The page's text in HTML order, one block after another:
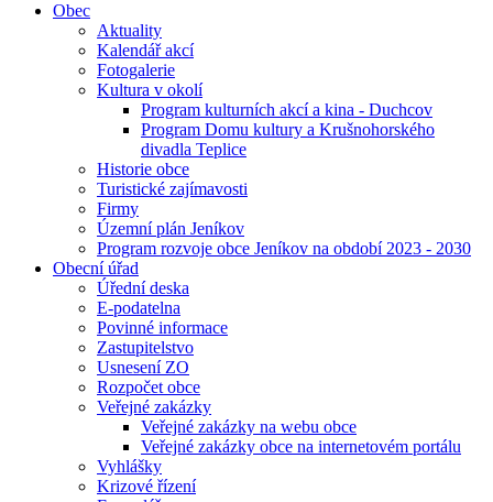
Obec
Aktuality
Kalendář akcí
Fotogalerie
Kultura v okolí
Program kulturních akcí a kina - Duchcov
Program Domu kultury a Krušnohorského
divadla Teplice
Historie obce
Turistické zajímavosti
Firmy
Územní plán Jeníkov
Program rozvoje obce Jeníkov na období 2023 - 2030
Obecní úřad
Úřední deska
E-podatelna
Povinné informace
Zastupitelstvo
Usnesení ZO
Rozpočet obce
Veřejné zakázky
Veřejné zakázky na webu obce
Veřejné zakázky obce na internetovém portálu
Vyhlášky
Krizové řízení